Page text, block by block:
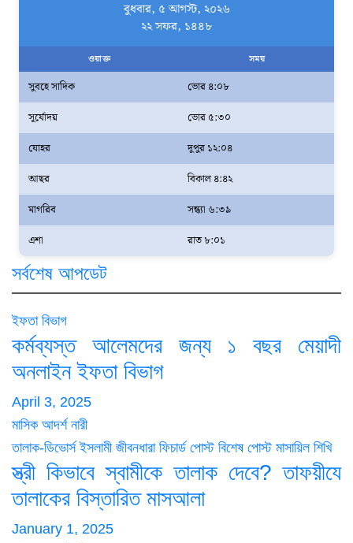
বুধবার, ৫ আগস্ট, ২০২৬
২২ সফর, ১৪৪৮
ওয়াক্ত সময়
সুবহে সাদিক
ভোর ৪:০৮
সূর্যোদয়
ভোর ৫:৩০
যোহর
দুপুর ১২:০৪
আছর
বিকাল ৪:৪২
মাগরিব
সন্ধ্যা ৬:৩৯
এশা
রাত ৮:০১
সর্বশেষ আপডেট
ইফতা বিভাগ
কর্মব্যস্ত আলেমদের জন্য ১ বছর মেয়াদী
অনলাইন ইফতা বিভাগ
April 3, 2025
মাসিক আদর্শ নারী
তালাক-ডিভোর্স ইসলামী জীবনধারা ফিচার্ড পোস্ট বিশেষ পোস্ট মাসায়িল শিখি
স্ত্রী কিভাবে স্বামীকে তালাক দেবে? তাফয়ীযে
তালাকের বিস্তারিত মাসআলা
January 1, 2025